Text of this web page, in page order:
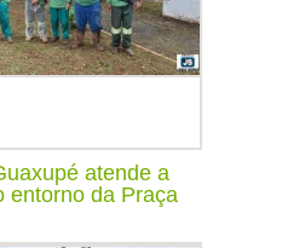
atende a
entorno da Praça